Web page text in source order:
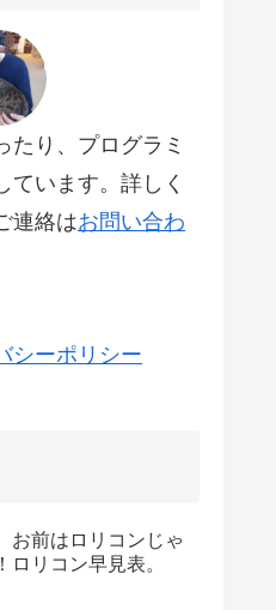
たり、プログラミ
ています。詳しく
連絡はお問い合わ
シーポリシー
お前はロリコンじゃ
ロリコン早見表。